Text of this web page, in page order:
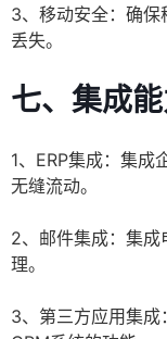
3、移动安全：确
丢失。
七、集成
1、ERP集成：集成
无缝流动。
2、邮件集成：集
理。
3、第三方应用集